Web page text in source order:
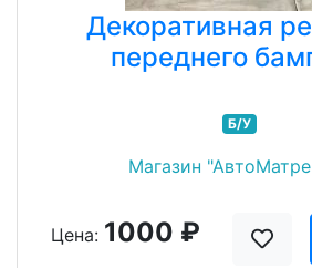
Декоративная
переднего
Б/У
Магазин
Цена: 1000 ₽